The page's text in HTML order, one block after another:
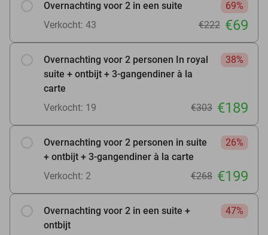
Overnachting voor 2 in een suite
69%
Verkocht: 43
€222 €69
Overnachting voor 2 personen In royal
suite + ontbijt + 3-gangendiner à la
carte
38%
Verkocht: 19 €303 €189
Overnachting voor 2 personen in suite
+ ontbijt + 3-gangendiner à la carte
26%
Verkocht: 2 €268 €199
Overnachting voor 2 in een suite +
ontbijt
47%